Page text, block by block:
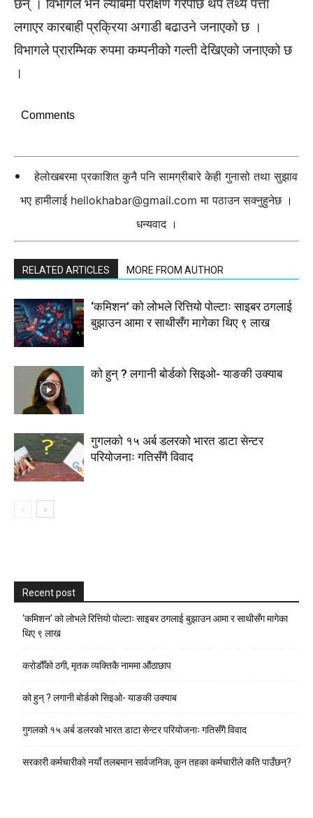
छन् । विभागले भने ल्याबमा परीक्षण गरेपछि थप तथ्य पत्ता
लगाएर कारबाही प्रक्रिया अगाडी बढाउने जनाएको छ ।
विभागले प्रारम्भिक रुपमा कम्पनीको गल्ती देखिएको जनाएको छ
।
Comments
हेलोखबरमा प्रकाशित कुनै पनि सामग्रीबारे केही गुनासो तथा सुझाव
भए हामीलाई hellokhabar@gmail.com मा पठाउन सक्नुहुनेछ ।
धन्यवाद ।
RELATED ARTICLES MORE FROM AUTHOR
‘कमिशन’ को लोभले रित्तियो पोल्टाः साइबर ठगलाई
बुझाउन आमा र साथीसँग मागेका थिए ९ लाख
को हुन् ? लगानी बोर्डको सिइओ- याङकी उक्याब
गुगलको १५ अर्ब डलरको भारत डाटा सेन्टर
परियोजनाः गतिसँगै विवाद
Recent post
‘कमिशन’ को लोभले रित्तियो पोल्टाः साइबर ठगलाई बुझाउन आमा र साथीसँग मागेका
थिए ९ लाख
करोडौँको ठगी, मृतक व्यक्तिकै नाममा औंठाछाप
को हुन् ? लगानी बोर्डको सिइओ- याङकी उक्याब
गुगलको १५ अर्ब डलरको भारत डाटा सेन्टर परियोजनाः गतिसँगै विवाद
सरकारी कर्मचारीकाे नयाँ तलबमान सार्वजनिक, कुन तहका कर्मचारीले कति पाउँछन्?